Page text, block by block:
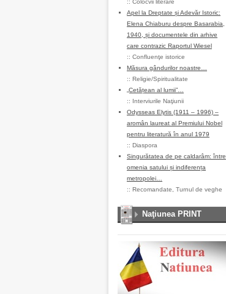
:: Colocvii literare
Apel la Dreptate și Adevăr Istoric:
Elena Chiaburu despre Basarabia,
1940, și documentele din arhive
care contrazic Raportul Wiesel
:: Confluenţe istorice
Măsura gândurilor noastre…
:: Religie/Spiritualitate
„Cetățean al lumii”…
:: Interviurile Naţiunii
Odysseas Elytis (1911 – 1996) –
aromân laureat al Premiului Nobel
pentru literatură în anul 1979
:: Diaspora
Singurătatea de pe caldarâm: între
omenia satului și indiferența
metropolei…
:: Recomandate Turnul de veghe
Naţiunea PRINT